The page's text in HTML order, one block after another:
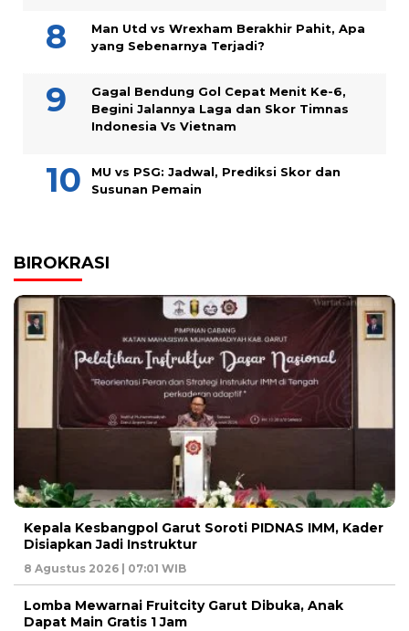
Man Utd vs Wrexham Berakhir Pahit, Apa
yang Sebenarnya Terjadi?
Gagal Bendung Gol Cepat Menit Ke-6,
Begini Jalannya Laga dan Skor Timnas
Indonesia Vs Vietnam
MU vs PSG: Jadwal, Prediksi Skor dan
Susunan Pemain
BIROKRASI
Kepala Kesbangpol Garut Soroti PIDNAS IMM, Kader
Disiapkan Jadi Instruktur
8 Agustus 2026 | 07:01 WIB
Lomba Mewarnai Fruitcity Garut Dibuka, Anak
Dapat Main Gratis 1 Jam